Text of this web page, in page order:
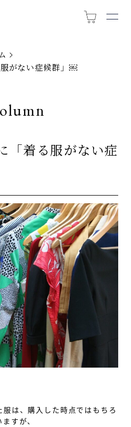
がない症候群」￼
「着る服がない症
は、購入した時点ではもちろ
すが、